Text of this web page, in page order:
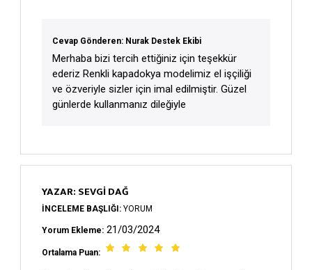
Cevap Gönderen: Nurak Destek Ekibi
Merhaba bizi tercih ettiğiniz için teşekkür
ederiz Renkli kapadokya modelimiz el işçiliği
ve özveriyle sizler için imal edilmiştir. Güzel
günlerde kullanmanız dileğiyle
YAZAR: SEVGİ DAĞ
İNCELEME BAŞLIĞI: YORUM
Yorum Ekleme: 21/03/2024
Ortalama Puan: